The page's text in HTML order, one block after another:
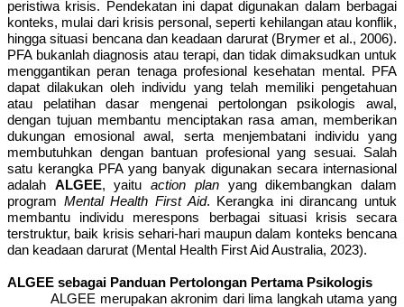
peristiwa krisis. Pendekatan ini dapat digunakan dalam berbagai
konteks, mulai dari krisis personal, seperti kehilangan atau konflik,
hingga situasi bencana dan keadaan darurat (Brymer et al., 2006).
PFA bukanlah diagnosis atau terapi, dan tidak dimaksudkan untuk
menggantikan peran tenaga profesional kesehatan mental. PFA
dapat dilakukan oleh individu yang telah memiliki pengetahuan
atau pelatihan dasar mengenai pertolongan psikologis awal,
dengan tujuan membantu menciptakan rasa aman, memberikan
dukungan emosional awal, serta menjembatani individu yang
membutuhkan dengan bantuan profesional yang sesuai. Salah
satu kerangka PFA yang banyak digunakan secara internasional
adalah ALGEE, yaituaction planyang dikembangkan dalam
program Mental Health First Aid. Kerangka ini dirancang untuk
membantu individu merespons berbagai situasi krisis secara
terstruktur, baik krisis sehari-hari maupun dalam konteks bencana
dan keadaan darurat (Mental Health First Aid Australia, 2023).
ALGEE sebagai Panduan Pertolongan Pertama Psikologis
ALGEE merupakan akronim dari lima langkah utama yang